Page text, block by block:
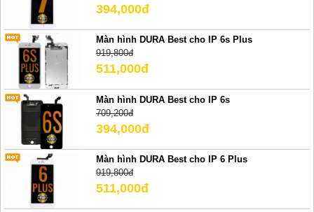
394,000đ
Màn hình DURA Best cho IP 6s Plus
919,800đ
511,000đ
Màn hình DURA Best cho IP 6s
709,200đ
394,000đ
Màn hình DURA Best cho IP 6 Plus
919,800đ
511,000đ